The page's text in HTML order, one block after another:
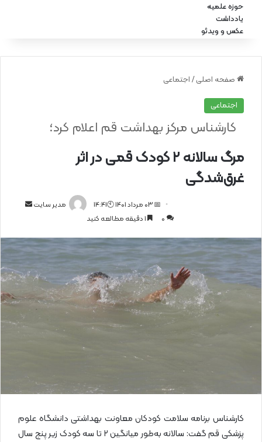
حوزه علمیه
یادداشت
عکس و ویدئو
صفحه اصلی / اجتماعی
اجتماعی
مرگ سالانه ۲ کودک قمی در اثر
غرق‌شدگی
کارشناس مرکز بهداشت قم اعلام کرد؛
مدیر سایت
ا
ا
م
ی
📅 03 مرداد 1401 🕙14:41
0
کارشناس برنامه سلامت کودکان معاونت بهداشتی دانشگاه علوم
پزشکی قم گفت: سالانه به‌طور میانگین ۲ تا سه کودک زیر پنج سال